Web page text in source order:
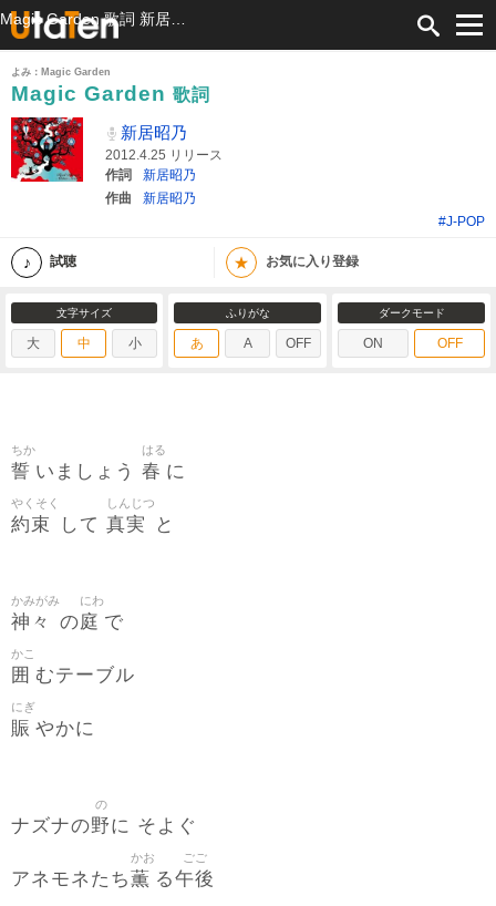
よみ：Magic Garden
Magic Garden 歌詞
新居昭乃
2012.4.25 リリース
作詞
新居昭乃
作曲
新居昭乃
#J-POP
試聴 ★ お気に入り登録
文字サイズ
大 中 小
ふりがな
あ A OFF
ダークモード
ON OFF
誓
ちか
いましょう 春
はる
に
約束
やくそく
して 真実
しんじつ
と
神々
かみがみ
の庭
にわ
で
囲
かこ
むテーブル
賑
にぎ
やかに
ナズナの野
の
に そよぐ
アネモネたち薫
かお
る午後
ごご